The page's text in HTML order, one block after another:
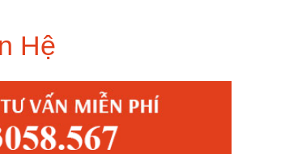
Hệ